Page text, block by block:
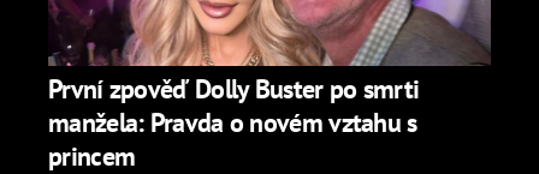
První zpověď Dolly Buster po smrti
manžela: Pravda o novém vztahu s
princem